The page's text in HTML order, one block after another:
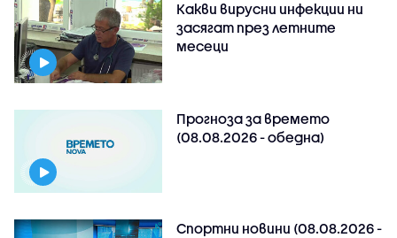
Какви вирусни инфекции ни
засягат през летните
месеци
Прогноза за времето
(08.08.2026 - обедна)
Спортни новини (08.08.2026 -